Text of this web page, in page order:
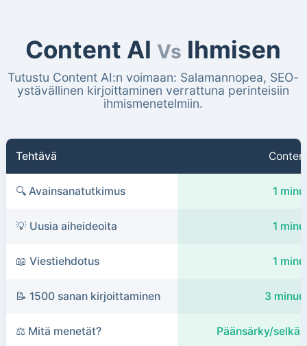
Content AI Vs Ihmisen
Tutustu Content AI:n voimaan: Salamannopea, SEO-
ystävällinen kirjoittaminen verrattuna perinteisiin
ihmismenetelmiin.
Tehtävä
🔍 Avainsanatutkimus 1
💡 Uusia aiheideoita 1
📖 Viestiehdotus 1
📝 1500 sanan kirjoittaminen 3
⚖️ Mitä menetät? Päänsärky/